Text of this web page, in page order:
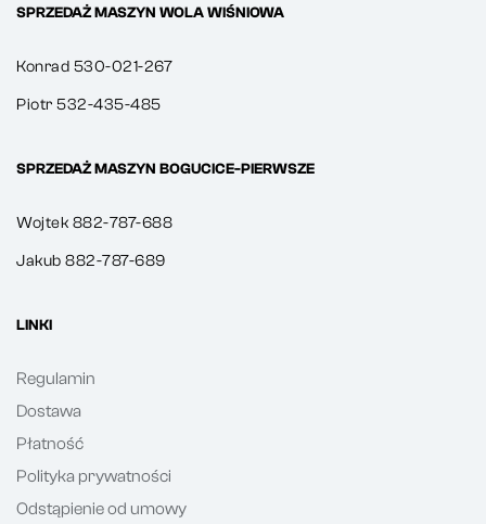
SPRZEDAŻ MASZYN WOLA WIŚNIOWA
Konrad 530-021-267
Piotr 532-435-485
SPRZEDAŻ MASZYN BOGUCICE-PIERWSZE
Wojtek 882-787-688
Jakub 882-787-689
LINKI
Regulamin
Dostawa
Płatność
Polityka prywatności
Odstąpienie od umowy